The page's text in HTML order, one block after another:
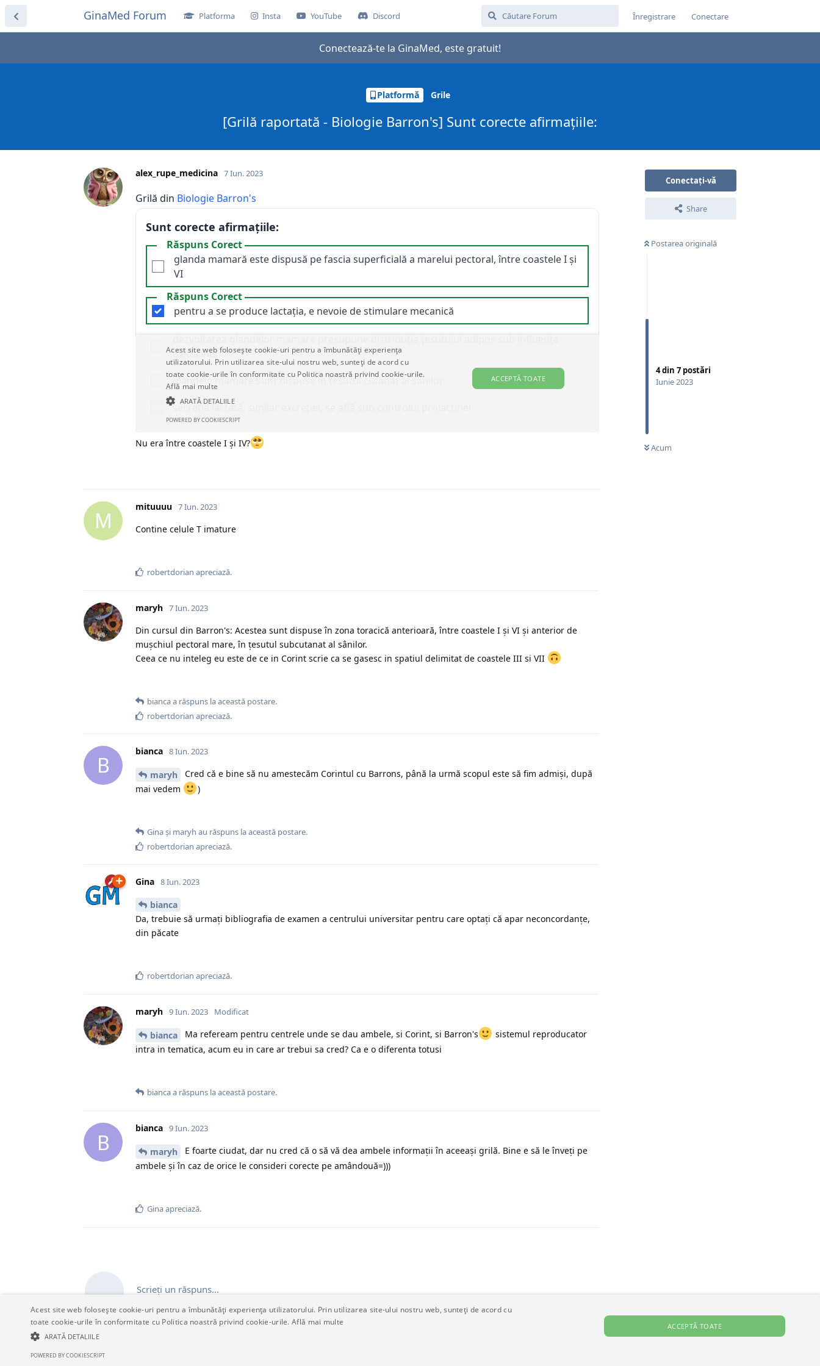
GinaMed Forum Platforma Insta YouTube Discord Înregistrare Conectare
Conectează-te la GinaMed, este gratuit!
Platformă Grile
[Grilă raportată - Biologie Barron's] Sunt corecte afirmațiile:
Conectați-vă
Share
Postarea originală
4din 7 postări
Iunie 2023
Acum
alex_rupe_medicina 7 Iun. 2023
Nu era între coastele I și IV?
M
mituuuu 7 Iun. 2023
Contine celule T imature
robertdorian apreciază.
maryh 7 Iun. 2023
Din cursul din Barron's: Acestea sunt dispuse în zona toracică anterioară, între coastele I și VI și anterior de
mușchiul pectoral mare, în țesutul subcutanat al sânilor.
Ceea ce nu inteleg eu este de ce in Corint scrie ca se gasesc in spatiul delimitat de coastele III si VII
biancaa răspuns la această postare.
robertdorian apreciază.
B
bianca 8 Iun. 2023
maryh
Cred că e bine să nu amestecăm Corintul cu Barrons, până la urmă scopul este să fim admiși, după
mai vedem
)
Ginași maryh au răspuns la această postare.
robertdorian apreciază.
Gina 8 Iun. 2023
bianca
Da, trebuie să urmați bibliografia de examen a centrului universitar pentru care optați că apar neconcordanțe,
din păcate
robertdorian apreciază.
maryh 9 Iun. 2023 Modificat
bianca Ma refeream pentru centrele unde se dau ambele, si Corint, si Barron's
sistemul reproducator
intra in tematica, acum eu in care ar trebui sa cred? Ca e o diferenta totusi
biancaa răspuns la această postare.
B
bianca 9 Iun. 2023
maryh
E foarte ciudat, dar nu cred că o să vă dea ambele informații în aceeași grilă. Bine e să le înveți pe
ambele și în caz de orice le consideri corecte pe amândouă=)))
Ginaapreciază.
Scrieți un răspuns…
Acest site web folosește cookie-uri pentru a îmbunătăți experiența utilizatorului. Prin utilizarea site-ului nostru web, sunteți de acord cu
toate cookie-urile în conformitate cu Politica noastră privind cookie-urile.Află mai multe
ARATĂ DETALIILE
ACCEPTĂ TOATE
STRICT NECESARE
POWERED BY COOKIESCRIPT